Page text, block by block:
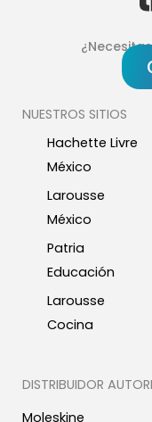
NUESTROS SITIOS
Hachette Livre
México
Larousse
México
Patria
Educación
Larousse
Cocina
DISTRIBUIDOR
Moleskine